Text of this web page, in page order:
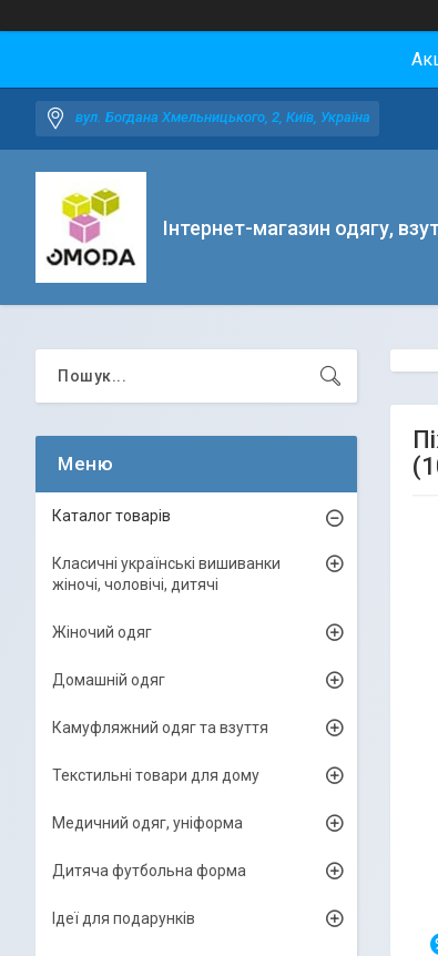
вул. Богдана Хмельницького, 2, Київ, Україна
Інтернет-магазин одягу,
Каталог товарів
Класичні українські вишиванки
жіночі, чоловічі, дитячі
Жіночий одяг
Домашній одяг
Камуфляжний одяг та взуття
Текстильні товари для дому
Медичний одяг, уніформа
Дитяча футбольна форма
Ідеї для подарунків